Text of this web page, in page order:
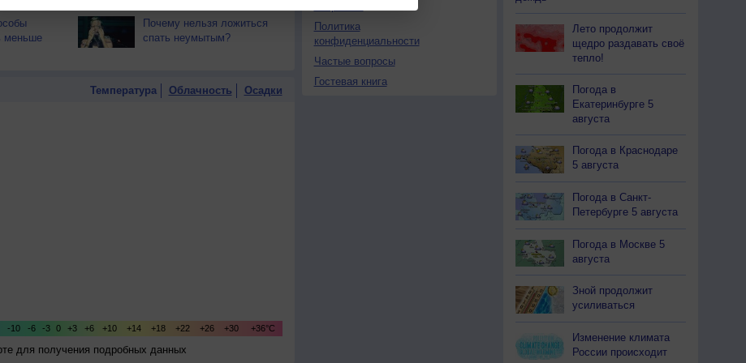
меньше
Почему нельзя ложиться
спать неумытым?
Температура Облачность Осадки
для получения подробных данных
Политика
конфиденциальности
Частые вопросы
Гостевая книга
Лето продолжит
щедро раздавать своё
тепло!
Погода в
Екатеринбурге 5
августа
Погода в Краснодаре
5 августа
Погода в Санкт-
Петербурге 5 августа
Погода в Москве 5
августа
Зной продолжит
усиливаться
Изменение климата
России происходит